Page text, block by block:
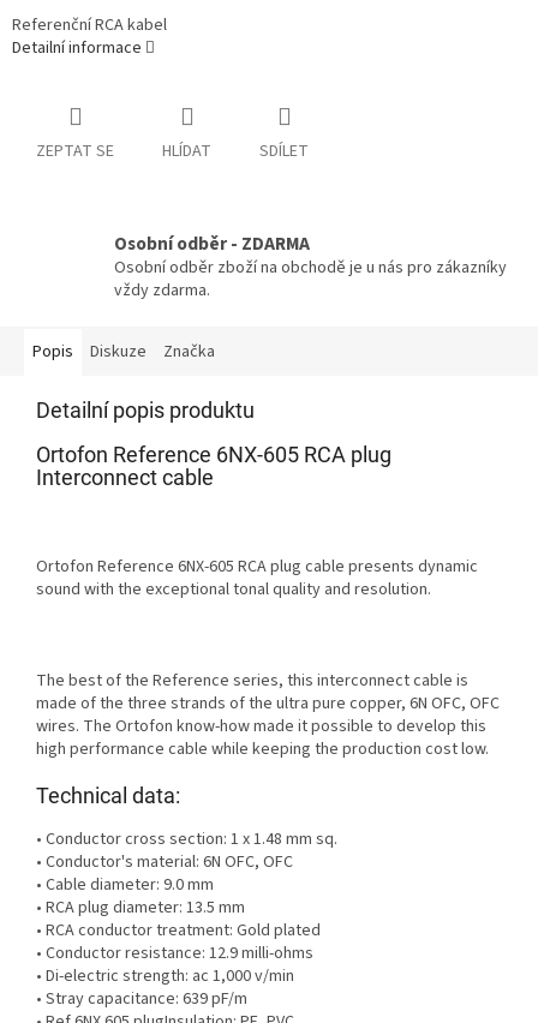
Referenční RCA kabel
Detailní informace
ZEPTAT SE HLÍDAT SDÍLET
Osobní odběr - ZDARMA
Osobní odběr zboží na obchodě je u nás pro zákazníky
vždy zdarma.
Popis Diskuze Značka
Detailní popis produktu
Ortofon Reference 6NX-605 RCA plug
Interconnect cable
Ortofon Reference 6NX-605 RCA plug cable presents dynamic
sound with the exceptional tonal quality and resolution.
The best of the Reference series, this interconnect cable is
made of the three strands of the ultra pure copper, 6N OFC, OFC
wires. The Ortofon know-how made it possible to develop this
high performance cable while keeping the production cost low.
Technical data:
• Conductor cross section: 1 x 1.48 mm sq.
• Conductor's material: 6N OFC, OFC
• Cable diameter: 9.0 mm
• RCA plug diameter: 13.5 mm
• RCA conductor treatment: Gold plated
• Conductor resistance: 12.9 milli-ohms
• Di-electric strength: ac 1,000 v/min
• Stray capacitance: 639 pF/m